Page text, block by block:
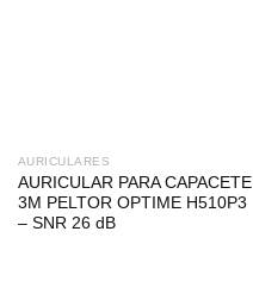
AURICULARES
AURICULAR PARA CAPACETE
3M PELTOR OPTIME H510P3
– SNR 26 dB